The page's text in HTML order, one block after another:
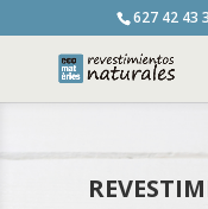
627 42 43